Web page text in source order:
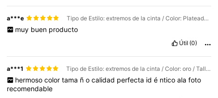
a***e Tipo de Estilo: extremos de la cinta / Color: Plateado / Talla: 10mm
muy buen producto
Útil (0)
a***1 Tipo de Estilo: extremos de la cinta / Color: oro / Talla: 16mm
hermoso color tama ñ o calidad perfecta id é ntico ala foto
recomendable